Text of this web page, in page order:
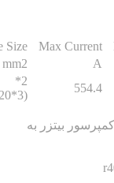
Max
Cable Size
بیتزر به